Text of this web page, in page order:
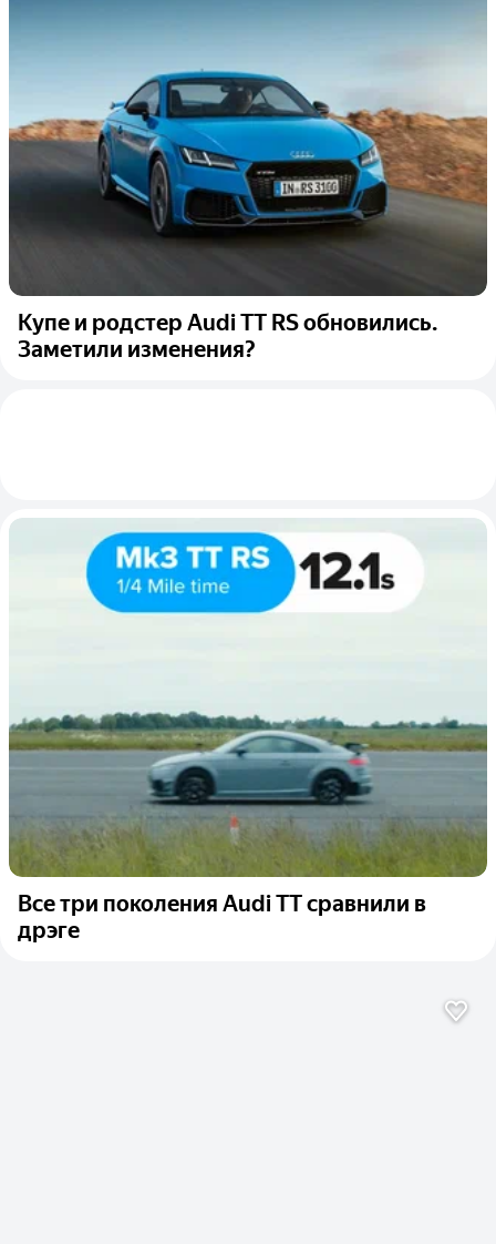
Купе и родстер Audi TT RS обновились.
Заметили изменения?
Все три поколения Audi TT сравнили в
дрэге